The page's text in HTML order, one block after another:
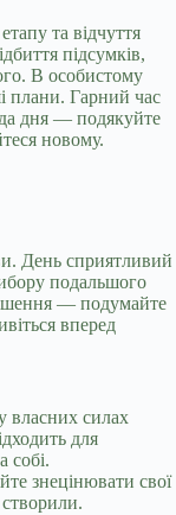
та відчуття
підсумків,
В особистому
плани. Гарний час
дня — подякуйте
новому.
День сприятливий
подальшого
— подумайте
вперед
власних силах
для
собі.
знецінювати свої